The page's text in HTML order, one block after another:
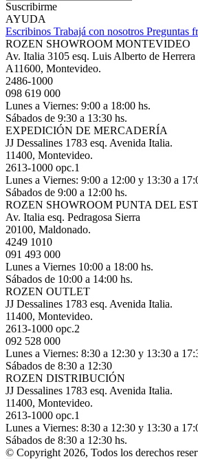
Suscribirme
AYUDA
Escribinos Trabajá con nosotros Preguntas
ROZEN SHOWROOM MONTEVIDEO
Av. Italia 3105 esq. Luis Alberto de Herrera
A11600, Montevideo.
2486-1000
098 619 000
Lunes a Viernes: 9:00 a 18:00 hs.
Sábados de 9:30 a 13:30 hs.
EXPEDICIÓN DE MERCADERÍA
JJ Dessalines 1783 esq. Avenida Italia.
11400, Montevideo.
2613-1000 opc.1
Lunes a Viernes: 9:00 a 12:00 y 13:30 a
Sábados de 9:00 a 12:00 hs.
ROZEN SHOWROOM PUNTA DEL
Av. Italia esq. Pedragosa Sierra
20100, Maldonado.
4249 1010
091 493 000
Lunes a Viernes 10:00 a 18:00 hs.
Sábados de 10:00 a 14:00 hs.
ROZEN OUTLET
JJ Dessalines 1783 esq. Avenida Italia.
11400, Montevideo.
2613-1000 opc.2
092 528 000
Lunes a Viernes: 8:30 a 12:30 y 13:30 a
Sábados de 8:30 a 12:30
ROZEN DISTRIBUCIÓN
JJ Dessalines 1783 esq. Avenida Italia.
11400, Montevideo.
2613-1000 opc.1
Lunes a Viernes: 8:30 a 12:30 y 13:30 a
Sábados de 8:30 a 12:30 hs.
© Copyright 2026, Todos los derechos